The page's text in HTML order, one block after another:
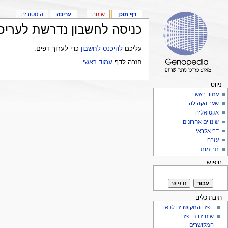
כניסה לחשבון נדרשת
עליכם להיכנס לחשבון כדי לערוך דפים.
חזרה לדף עמוד ראשי
דף תוכן שיחה עריכה היסטוריה
ניווט
עמוד ראשי
שער הקהילה
אקטואליה
שינויים אחרונים
דף אקראי
עזרה
תרומות
חיפוש
תיבת כלים
דפים המקושרים לכאן
שינויים בדפים
המקושרים